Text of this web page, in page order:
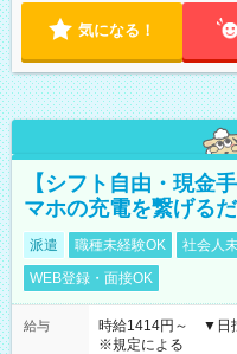
気になる！
【シフト自由・現金
マホの充電を繋げるだ
派遣 職種未経験OK 社会人
WEB登録・面接OK
給与
時給1414円～ ▼日
※規定による